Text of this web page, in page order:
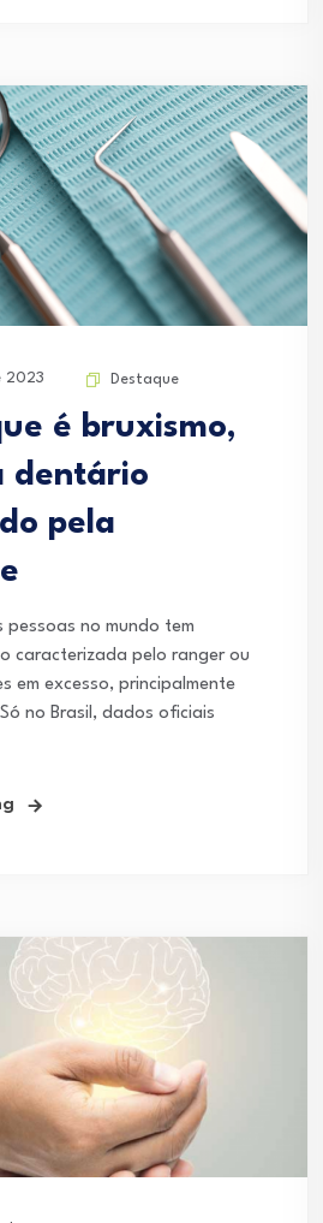
2023 Destaque
é bruxismo,
dentário
pela
pessoas no mundo tem
caracterizada pelo ranger ou
em excesso, principalmente
no Brasil, dados oficiais